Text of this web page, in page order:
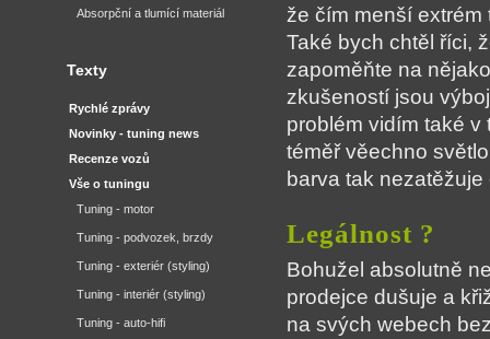
že čím menší
Také bych chtěl říci,
zapoměňte na
zkušeností jsou
problém vidím také v
téměř věechno
barva tak
Legálnost ?
Bohužel absolutně
prodejce dušuje a
na svých webech
Absorpční a tlumící materiál
Texty
Rychlé zprávy
Novinky - tuning news
Recenze vozů
Vše o tuningu
Tuning - motor
Tuning - podvozek, brzdy
Tuning - exteriér (styling)
Tuning - interiér (styling)
Tuning - auto-hifi